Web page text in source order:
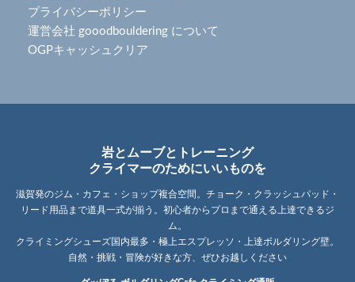
プライバシーポリシー
運営会社 gooodbouldering について
OGPキャッシュクリア
岩とムーブとトレーニング
クライマーのためにいいものを
滋賀発のジム・カフェ・ショップ複合空間。チョーク・クラッシュパッド・
リード用品まで道具一式が揃う。初心者からプロまで通える上達できるジ
ム。
クライミングシューズ国内最多・極上エスプレッソ・上達ボルダリング壁。
自然・挑戦・冒険が好きな方、ぜひお越しください